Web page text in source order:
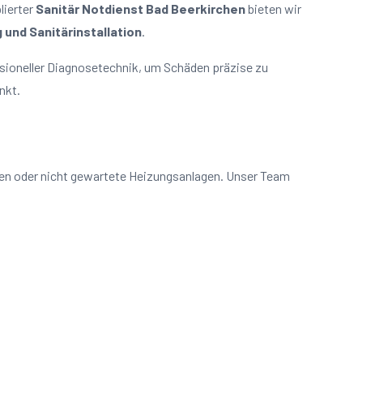
Sanitär Notdienst Bad Beerkirchenbieten wir
und Sanitärinstallation.
Diagnosetechnik, um Schäden präzise zu
oder nicht gewartete Heizungsanlagen. Unser Team